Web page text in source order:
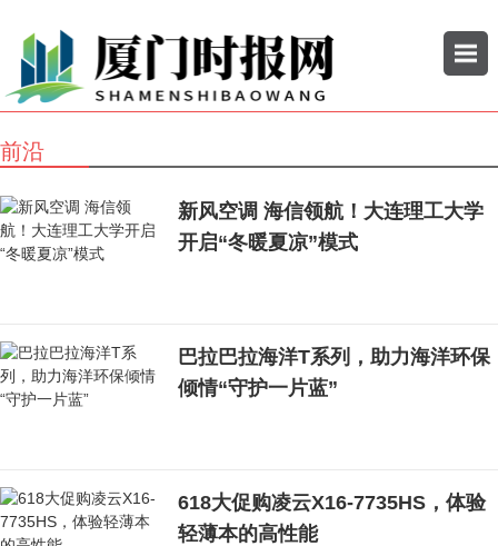
国内新
闻
国际新
闻
前沿
新风空调 海信领航！大连理工大学
开启“冬暖夏凉”模式
巴拉巴拉海洋T系列，助力海洋环保
倾情“守护一片蓝”
618大促购凌云X16-7735HS，体验
轻薄本的高性能